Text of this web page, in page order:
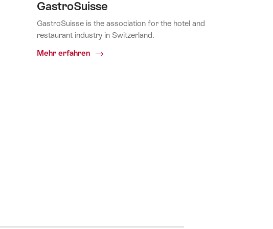
GastroSuisse
GastroSuisse is the association for the hotel and
restaurant industry in Switzerland.
Mehr erfahren
Common.Of